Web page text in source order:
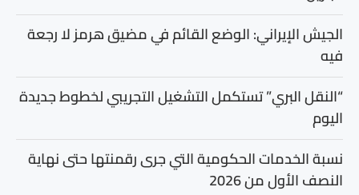
الجيش الإيراني: الوضع القائم في مضيق هرمز لا رجعة
فيه
“النقل البري” تستكمل التشغيل التجريبي لخطوط جديدة
اليوم
نسبة الخدمات الحكومية التي جرى رقمنتها حتى نهاية
النصف الأول من 2026